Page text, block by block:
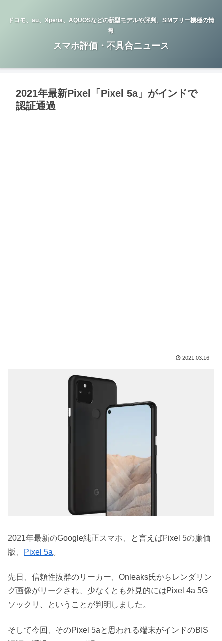
ドコモ、au、Xperia、AQUOSなどの新型モデルや評判、SIMフリー機種の情
報
スマホ評価・不具合ニュース
2021年最新Pixel「Pixel 5a」がインドで
認証通過
2021.03.16
2021年最新のGoogle純正スマホ、と言えばPixel 5の廉価
版、
Pixel 5a。
先日、信頼性抜群のリーカー、Onleaks氏からレンダリン
グ画像がリークされ、少なくとも外見的にはPixel 4a 5G
ソックリ、ということが判明しました。
そして今回、そのPixel 5aと思われる端末がインドのBIS